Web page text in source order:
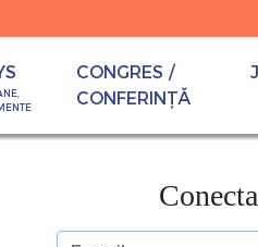
CONGRES /
CONFERINȚĂ